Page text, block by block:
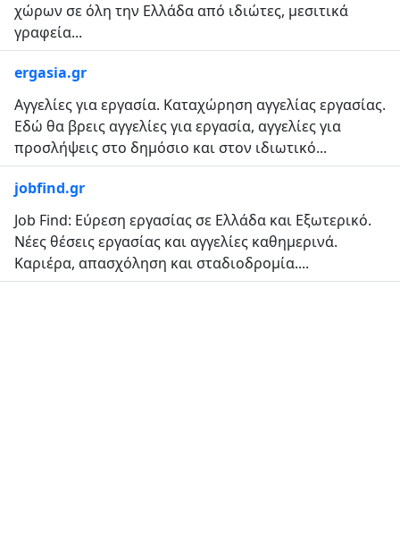
χώρων σε όλη την Ελλάδα από ιδιώτες, μεσιτικά
γραφεία...
ergasia.gr
Αγγελίες για εργασία. Καταχώρηση αγγελίας εργασίας.
Εδώ θα βρεις αγγελίες για εργασία, αγγελίες για
προσλήψεις στο δημόσιο και στον ιδιωτικό...
jobfind.gr
Job Find: Εύρεση εργασίας σε Ελλάδα και Εξωτερικό.
Νέες θέσεις εργασίας και αγγελίες καθημερινά.
Καριέρα, απασχόληση και σταδιοδρομία....